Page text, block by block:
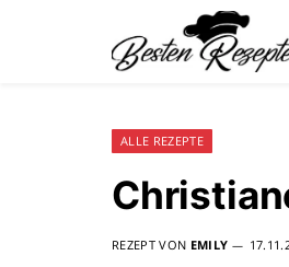
ALLE REZEPTE
REZEPT VON EMILY